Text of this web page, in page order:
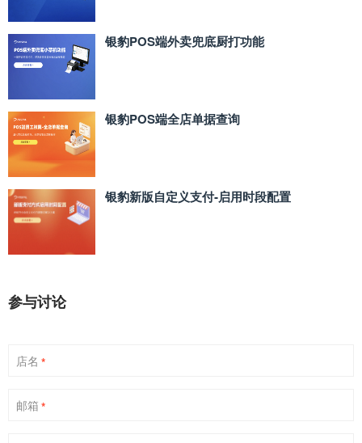
银豹POS端外卖兜底厨打功能
银豹POS端全店单据查询
银豹新版自定义支付‑启用时段配置
参与讨论
店名 *
邮箱 *